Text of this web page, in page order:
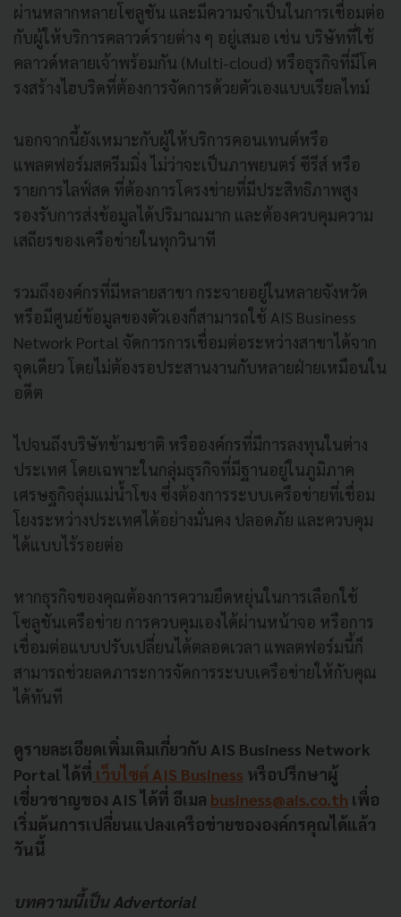
ผ่านหลากหลายโซลูชัน และมีความจำเป็นในการเชื่อมต่อ
กับผู้ให้บริการคลาวด์รายต่าง ๆ อยู่เสมอ เช่น บริษัทที่ใช้
คลาวด์หลายเจ้าพร้อมกัน (Multi-cloud) หรือธุรกิจที่มีโค
รงสร้างไฮบริดที่ต้องการจัดการด้วยตัวเองแบบเรียลไทม์
นอกจากนี้ยังเหมาะกับผู้ให้บริการคอนเทนต์หรือ
แพลตฟอร์มสตรีมมิ่ง ไม่ว่าจะเป็นภาพยนตร์ ซีรีส์ หรือ
รายการไลฟ์สด ที่ต้องการโครงข่ายที่มีประสิทธิภาพสูง
รองรับการส่งข้อมูลได้ปริมาณมาก และต้องควบคุมความ
เสถียรของเครือข่ายในทุกวินาที
รวมถึงองค์กรที่มีหลายสาขา กระจายอยู่ในหลายจังหวัด
หรือมีศูนย์ข้อมูลของตัวเองก็สามารถใช้ AIS Business
Network Portal จัดการการเชื่อมต่อระหว่างสาขาได้จาก
จุดเดียว โดยไม่ต้องรอประสานงานกับหลายฝ่ายเหมือนใน
อดีต
ไปจนถึงบริษัทข้ามชาติ หรือองค์กรที่มีการลงทุนในต่าง
ประเทศ โดยเฉพาะในกลุ่มธุรกิจที่มีฐานอยู่ในภูมิภาค
เศรษฐกิจลุ่มแม่น้ำโขง ซึ่งต้องการระบบเครือข่ายที่เชื่อม
โยงระหว่างประเทศได้อย่างมั่นคง ปลอดภัย และควบคุม
ได้แบบไร้รอยต่อ
หากธุรกิจของคุณต้องการความยืดหยุ่นในการเลือกใช้
โซลูชันเครือข่าย การควบคุมเองได้ผ่านหน้าจอ หรือการ
เชื่อมต่อแบบปรับเปลี่ยนได้ตลอดเวลา แพลตฟอร์มนี้ก็
สามารถช่วยลดภาระการจัดการระบบเครือข่ายให้กับคุณ
ได้ทันที
ดูรายละเอียดเพิ่มเติมเกี่ยวกับ AIS Business Network
Portal ได้ที่ เว็บไซต์ AIS Business หรือปรึกษาผู้
เชี่ยวชาญของ AIS ได้ที่ อีเมล business@ais.co.th เพื่อ
เริ่มต้นการเปลี่ยนแปลงเครือข่ายขององค์กรคุณได้แล้ว
วันนี้
บทความนี้เป็น Advertorial